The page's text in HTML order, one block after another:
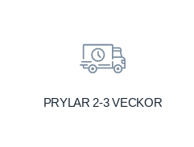
PRYLAR 2-3 VECKOR